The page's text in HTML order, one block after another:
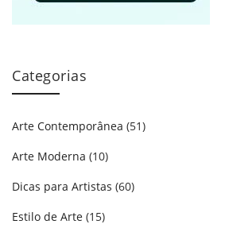
Categorias
Arte Contemporânea (51)
Arte Moderna (10)
Dicas para Artistas (60)
Estilo de Arte (15)